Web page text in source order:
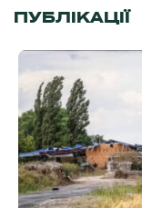
ПУБЛІКАЦІЇ